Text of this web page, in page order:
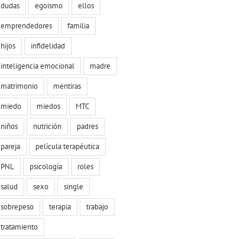
dudas
egoismo
ellos
emprendedores
familia
hijos
infidelidad
inteligencia emocional
madre
matrimonio
mentiras
miedo
miedos
MTC
niños
nutrición
padres
pareja
película terapéutica
PNL
psicología
roles
salud
sexo
single
sobrepeso
terapia
trabajo
tratamiento